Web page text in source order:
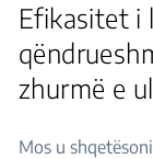
Efikasitet i
zhurmë e
Mos u